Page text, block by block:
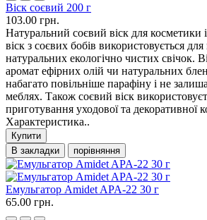
Віск соєвий 200 г
103.00 грн.
Натуральний соєвий віск для косметики
віск з соєвих бобів використовується
натуральних екологічно чистих свічок.
аромат ефірних олій чи натуральних
набагато повільніше парафіну і не
меблях. Також соєвий віск
приготування уходової та декоративної
Характеристика..
Купити
В закладки
порівняння
Емульгатор Amidet APA-22 30 г
65.00 грн.